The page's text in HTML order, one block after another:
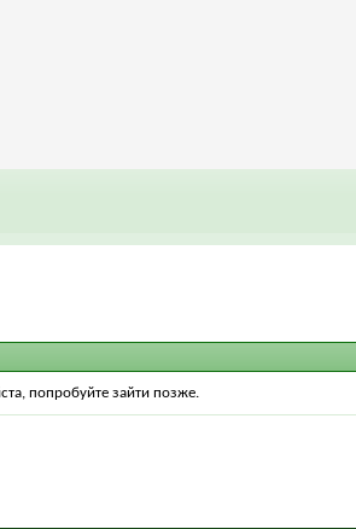
попробуйте зайти позже.